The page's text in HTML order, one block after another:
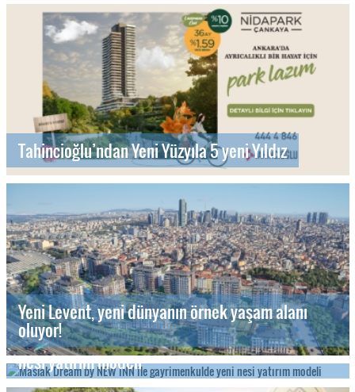
Tahincioğlu’ndan Yeni Yüzyıla 5 yeni Yıldız
Yeni Levent, yeni dünyanın örnek yaşam alanı
oluyor!
Maslak Dream by NEW INN ile gayrimenkulde yeni
nesi yatırım modeli